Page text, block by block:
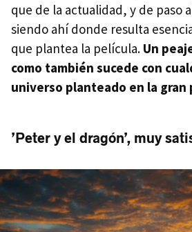
que de la actualidad, y de paso
siendo ahí donde resulta
que plantea la película. Un
como también sucede con
universo planteado en la gran
’Peter y el dragón’, muy